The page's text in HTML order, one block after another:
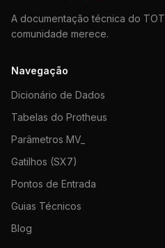
A documentação técnica do
comunidade merece.
Navegação
Dicionário de Dados
Tabelas do Protheus
Parâmetros MV_
Gatilhos (SX7)
Pontos de Entrada
Guias Técnicos
Blog